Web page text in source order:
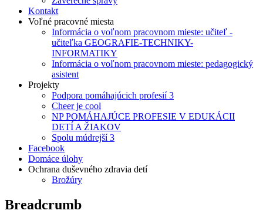
Kontakt
Voľné pracovné miesta
Informácia o voľnom pracovnom mieste: učiteľ -
učiteľka GEOGRAFIE-TECHNIKY-
INFORMATIKY
Informácia o voľnom pracovnom mieste: pedagogický
asistent
Projekty
Podpora pomáhajúcich profesií 3
Cheer je cool
NP POMÁHAJÚCE PROFESIE V EDUKÁCII
DETÍ A ŽIAKOV
Spolu múdrejší 3
Facebook
Domáce úlohy
Ochrana duševného zdravia detí
Brožúry
Breadcrumb